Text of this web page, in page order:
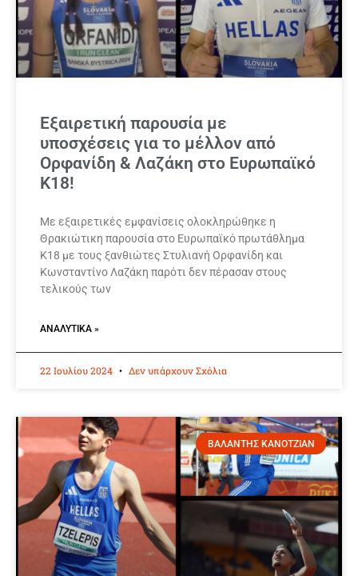
Εξαιρετική παρουσία με
υποσχέσεις για το μέλλον από
Ορφανίδη & Λαζάκη στο Ευρωπαϊκό
Κ18!
Με εξαιρετικές εμφανίσεις ολοκληρώθηκε η
Θρακιώτικη παρουσία στο Ευρωπαϊκό πρωτάθλημα
Κ18 με τους ξανθιώτες Στυλιανή Ορφανίδη και
Κωνσταντίνο Λαζάκη παρότι δεν πέρασαν στους
τελικούς των
ΑΝΑΛΥΤΙΚΆ »
22 Ιουλίου 2024 Δεν υπάρχουν Σχόλια
ΒΑΛΑΝΤΗΣ ΚΑΝΟΤΖΙΑΝ